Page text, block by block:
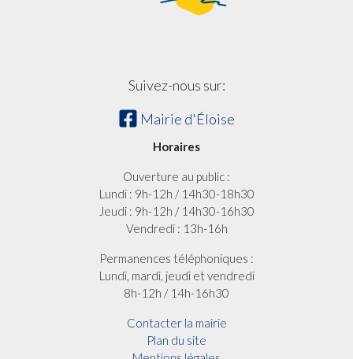
Suivez-nous sur:
Mairie d'Éloise
Horaires
Ouverture au public :
Lundi : 9h-12h / 14h30-18h30
Jeudi : 9h-12h / 14h30-16h30
Vendredi : 13h-16h
Permanences téléphoniques :
Lundi, mardi, jeudi et vendredi
8h-12h / 14h-16h30
Contacter la mairie
Plan du site